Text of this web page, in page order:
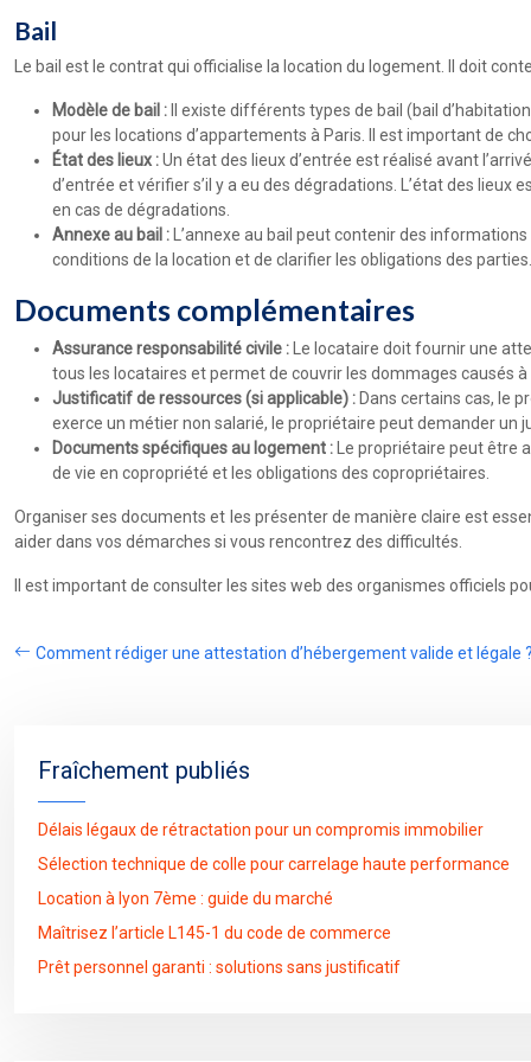
Bail
Le bail est le contrat qui officialise la location du logement. Il doit
Modèle de bail :Il existe différents types de bail (bail
pour les locations d’appartements à Paris. Il est important de
État des lieux :Un état des lieux d’entrée est réalisé avant
d’entrée et vérifier s’il y a eu des dégradations. L’état des
en cas de dégradations.
Annexe au bail :L’annexe au bail peut contenir des
conditions de la location et de clarifier les obligations des parties.
Documents complémentaires
Assurance responsabilité civile :Le locataire doit fournir une
tous les locataires et permet de couvrir les dommages causés
Justificatif de ressources (si applicable) :Dans certains cas, le
exerce un métier non salarié, le propriétaire peut demander un
Documents spécifiques au logement :Le propriétaire peut être
de vie en copropriété et les obligations des copropriétaires.
Organiser ses documents et les présenter de manière claire est
aider dans vos démarches si vous rencontrez des difficultés.
Il est important de consulter les sites web des organismes officiels
Comment rédiger une attestation d’hébergement valide et légale
Fraîchement publiés
Délais légaux de rétractation pour un compromis immobilier
Sélection technique de colle pour carrelage haute performance
Location à lyon 7ème : guide du marché
Maîtrisez l’article L145-1 du code de commerce
Prêt personnel garanti : solutions sans justificatif